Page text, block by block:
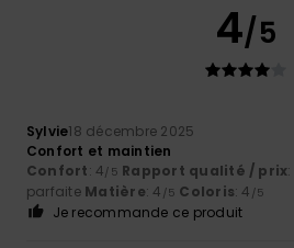
4/5
Sylvie18 décembre 2025
Confort et maintien
Confort: 4/5 Rapport qualité / prix
parfaite Matière: 4 /5 Coloris: 4 /5
Je recommande ce produit